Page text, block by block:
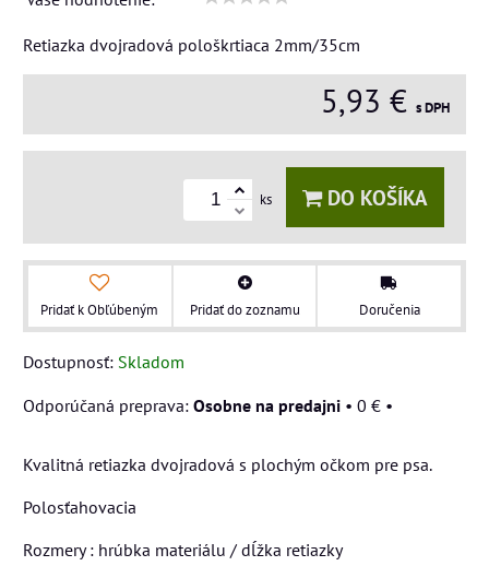
Retiazka dvojradová pološkrtiaca 2mm/35cm
5,93 € s DPH
ks DO KOŠÍKA
Pridať k Obľúbeným Pridať do zoznamu Doručenia
Dostupnosť: Skladom
Osobne na predajni • 0 € •
Kvalitná retiazka dvojradová s plochým očkom pre psa.
Polosťahovacia
Rozmery : hrúbka materiálu / dĺžka retiazky